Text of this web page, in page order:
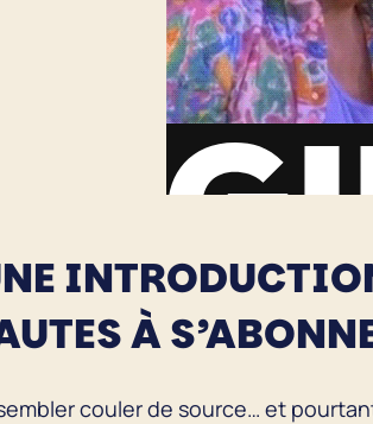
À
couler de source… et